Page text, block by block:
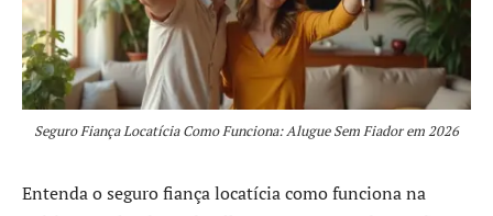
Seguro Fiança Locatícia Como Funciona: Alugue Sem Fiador em 2026
Entenda o seguro fiança locatícia como funciona na